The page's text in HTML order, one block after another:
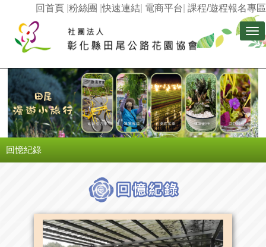
課程/遊程報名專區
電商平台
快速連結
粉絲團 |
回首頁
回憶紀錄